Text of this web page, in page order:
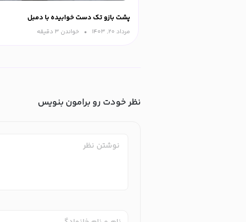
پشت بازو تک دست خوابیده با دمبل
مرداد ۲۰, ۱۴۰۳ خواندن ۳ دقیقه‌
نظر خودت رو برامون بنویس